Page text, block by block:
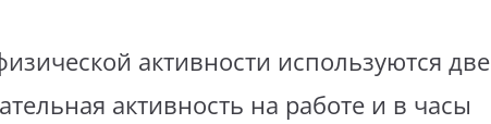
активности используются две
активность на работе и в часы